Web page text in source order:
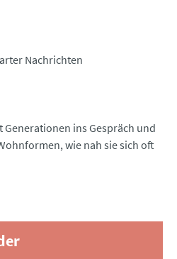
Nachrichten
ins Gespräch und
wie nah sie sich oft